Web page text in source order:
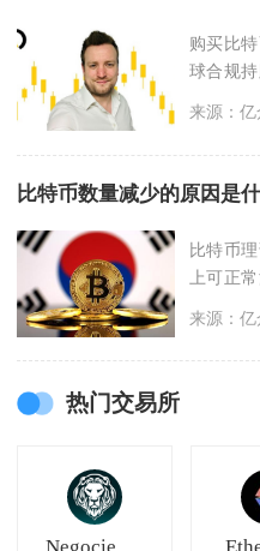
购买比
球合规
来源：
比特币数量减少的原因是
比特币
上可正
来源：
热门交易所